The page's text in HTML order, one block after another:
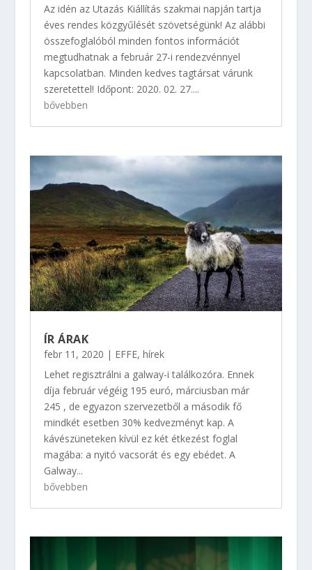
Az idén az Utazás Kiállítás szakmai napján tartja
éves rendes közgyűlését szövetségünk! Az alábbi
összefoglalóból minden fontos információt
megtudhatnak a február 27-i rendezvénnyel
kapcsolatban. Minden kedves tagtársat várunk
szeretettel! Időpont: 2020. 02. 27....
bővebben
ÍR ÁRAK
febr 11, 2020 | EFFE, hírek
Lehet regisztrálni a galway-i találkozóra. Ennek
díja február végéig 195 euró, márciusban már
245 , de egyazon szervezetből a második fő
mindkét esetben 30% kedvezményt kap. A
kávészüneteken kívül ez két étkezést foglal
magába: a nyitó vacsorát és egy ebédet. A
Galway...
bővebben